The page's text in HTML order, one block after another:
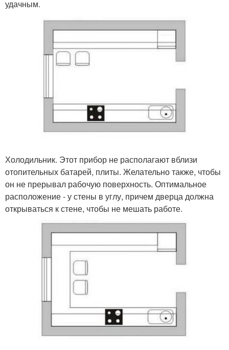
удачным.
Холодильник. Этот прибор не располагают вблизи
отопительных батарей, плиты. Желательно также, чтобы
он не прерывал рабочую поверхность. Оптимальное
расположение - у стены в углу, причем дверца должна
открываться к стене, чтобы не мешать работе.